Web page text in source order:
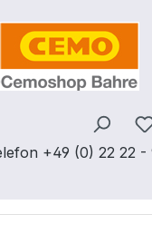
+49 (0) 22 22 -